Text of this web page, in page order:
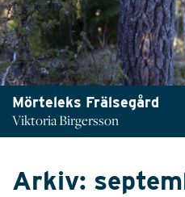
Mörteleks Frälsegård
Viktoria Birgersson
Arkiv: